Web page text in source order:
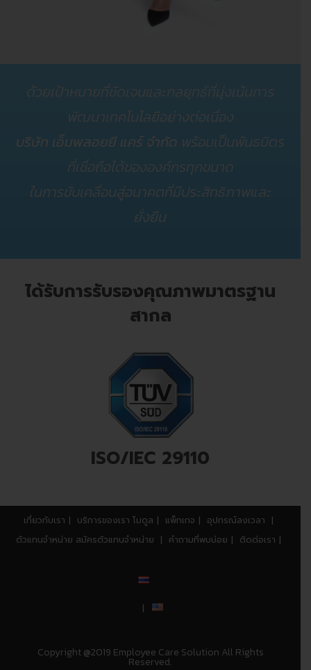
ด้วยเป้าหมายที่ชัดเจนและกลยุทธ์ที่มุ่งเน้นการ
พัฒนาเทคโนโลยีอย่างต่อเนื่อง
บริษัท เอ็มพลอยยี แคร์ จำกัด พร้อมเป็นพันธมิตร
ที่เชื่อถือได้ขององค์กรทุกขนาด
ในการขับเคลื่อนสู่อนาคตที่มีประสิทธิภาพและ
ยั่งยืน
ได้รับการรับรองคุณภาพมาตรฐาน
สากล
ISO/IEC 29110
เกี่ยวกับเรา บริการของเรา โมดูล แพ็กเกจ
อุปกรณ์ลงเวลา
ตัวแทนจำหน่าย สมัครตัวแทนจำหน่าย คำถามที่พบบ่อย ติดต่อเรา
Copyright @2019 Employee Care Solution All Rights
Reserved.